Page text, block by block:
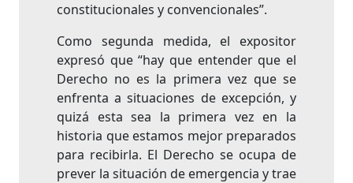
constitucionales y convencionales”.
Como segunda medida, el expositor
expresó que “hay que entender que el
Derecho no es la primera vez que se
enfrenta a situaciones de excepción, y
quizá esta sea la primera vez en la
historia que estamos mejor preparados
para recibirla. El Derecho se ocupa de
prever la situación de emergencia y trae